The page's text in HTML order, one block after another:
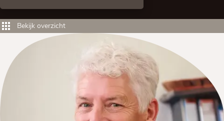
Bekijk overzicht